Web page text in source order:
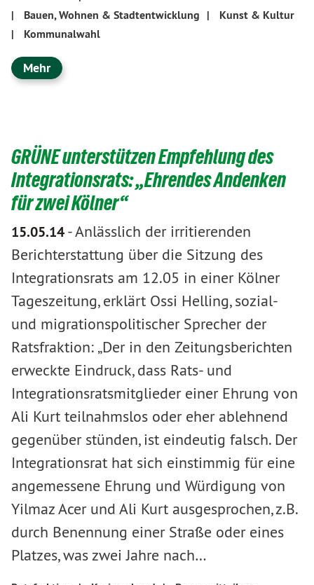
|
Bauen, Wohnen & Stadtentwicklung |
Kunst & Kultur
|
Kommunalwahl
Mehr
GRÜNE unterstützen Empfehlung des
Integrationsrats: „Ehrendes Andenken
für zwei Kölner“
15.05.14-Anlässlich der irritierenden
Berichterstattung über die Sitzung des
Integrationsrats am 12.05 in einer Kölner
Tageszeitung, erklärt Ossi Helling, sozial-
und migrationspolitischer Sprecher der
Ratsfraktion: „Der in den Zeitungsberichten
erweckte Eindruck, dass Rats- und
Integrationsratsmitglieder einer Ehrung von
Ali Kurt teilnahmslos oder eher ablehnend
gegenüber stünden, ist eindeutig falsch. Der
Integrationsrat hat sich einstimmig für eine
angemessene Ehrung und Würdigung von
Yilmaz Acer und Ali Kurt ausgesprochen, z.B.
durch Benennung einer Straße oder eines
Platzes, was zwei Jahre nach…